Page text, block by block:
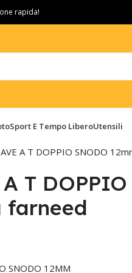
rapida!
Sport E Tempo LiberoUtensili
A T DOPPIO SNODO
T
farneed
SNODO 12MM